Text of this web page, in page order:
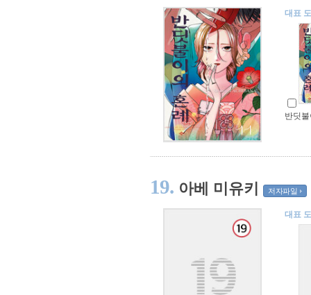
대표
반딧
19. 아베 미유키 저자파일
대표